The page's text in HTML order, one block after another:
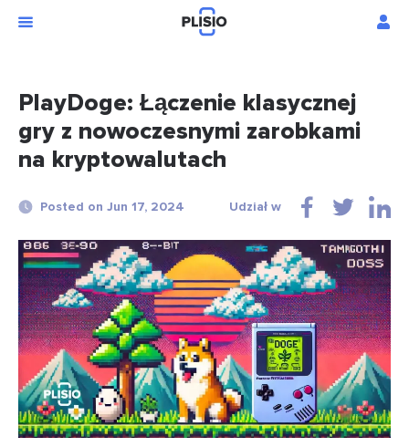
PlayDoge: Łączenie klasycznej
gry z nowoczesnymi zarobkami
na kryptowalutach
Posted on Jun 17, 2024 Udział w